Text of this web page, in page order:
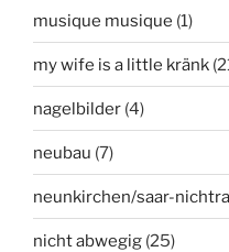
musique musique (1)
my wife is a little kränk
nagelbilder (4)
neubau (7)
neunkirchen/saar-
nicht abwegig (25)